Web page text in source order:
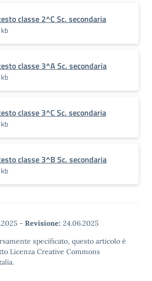
classe 2^C Sc. secondaria
classe 3^A Sc. secondaria
classe 3^C Sc. secondaria
classe 3^B Sc. secondaria
- Revisione: 24.06.2025
specificato, questo articolo è
Licenza Creative Commons